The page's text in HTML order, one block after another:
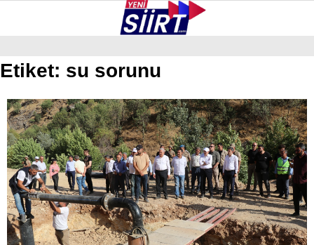
GALERİ VİDEO YAZARLAR
KURTALAN
ERUH
BAYKAN
PERVARI
ŞIRVAN
Etiket: su sorunu